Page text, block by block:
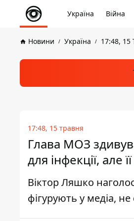
Україна Війна
Новини Україна 17:48, 15
17:48, 15 травня
Глава МОЗ
для інфекції, але
Віктор Ляшко
фігурують у медіа,